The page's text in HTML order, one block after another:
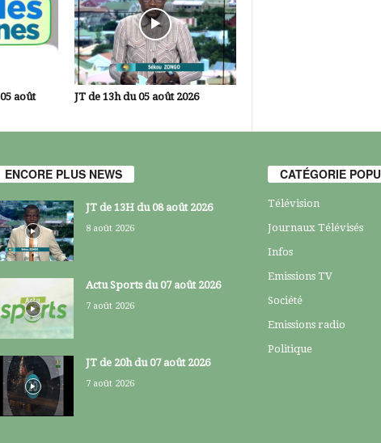
août
JT de 13h du 05 août 2026
ENCORE PLUS NEWS
JT de 13H du 08 août 2026
8 août 2026
Actu Sports du 07 août 2026
7 août 2026
JT de 20h du 07 août 2026
7 août 2026
CATÉGORIE
Télévision
Journaux Télévisés
Infos
Emissions TV
Société
Emissions radio
Politique